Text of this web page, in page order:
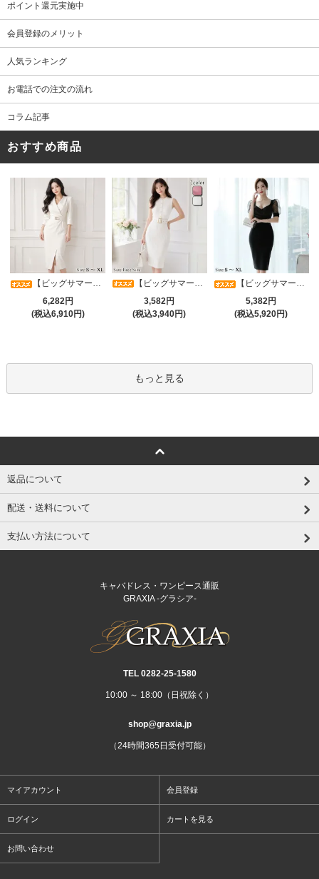
ポイント還元実施中
会員登録のメリット
人気ランキング
お電話での注文の流れ
コラム記事
おすすめ商品
【ビッグサマーセール対象品】アシメカシュクール7分袖ワンピース(キャバドレス・CABARETDRESS)
6,282円
(税込6,910円)
【ビッグサマーセール対象品】タイトなボディラインが引き立つニットワンピース(キャバドレス・CABARETDRESS)
3,582円
(税込3,940円)
【ビッグサマーセール対象品】光沢シアースリーブが軽やかなカシュクールVネックドレープミディドレス(キャバドレス・CABARETDRESS)
5,382円
(税込5,920円)
もっと見る
返品について
配送・送料について
支払い方法について
キャバドレス・ワンピース通販
GRAXIA -グラシア-
TEL 0282‐25‐1580
10:00 ～ 18:00（日祝除く）
shop@graxia.jp
（24時間365日受付可能）
マイアカウント 会員登録
ログイン カートを見る
お問い合わせ